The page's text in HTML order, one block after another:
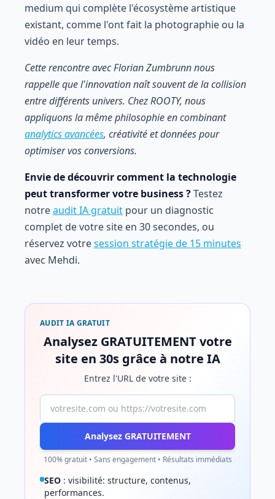
medium qui complète l'écosystème artistique
existant, comme l'ont fait la photographie ou la
vidéo en leur temps.
Cette rencontre avec Florian Zumbrunn nous
rappelle que l'innovation naît souvent de la collision
entre différents univers. Chez ROOTY, nous
appliquons la même philosophie en combinant
analytics avancées, créativité et données pour
optimiser vos conversions.
Envie de découvrir comment la technologie
peut transformer votre business ?Testez
notreaudit IA gratuit pour un diagnostic
complet de votre site en 30 secondes, ou
réservez votresession stratégie de 15 minutes
avec Mehdi.
AUDIT IA GRATUIT
Analysez GRATUITEMENT votre
site en 30s grâce à notre IA
Entrez l'URL de votre site :
URL de votre site
Analysez GRATUITEMENT
100% gratuit • Sans engagement • Résultats immédiats
SEO : visibilité: structure, contenus,
performances.